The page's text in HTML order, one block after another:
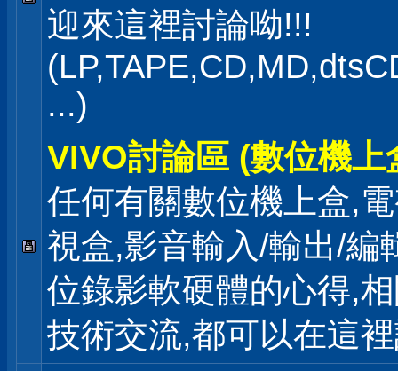
迎來這裡討論呦!!!
...)
VIVO討論區 (數位機上
任何有關數位機上盒,
視盒,影音輸入/輸出/編
位錄影軟硬體的心得,
技術交流,都可以在這